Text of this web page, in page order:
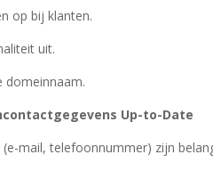
op bij klanten.
uit.
domeinnaam.
Up-to-Date
(e-mail, telefoonnummer) zijn